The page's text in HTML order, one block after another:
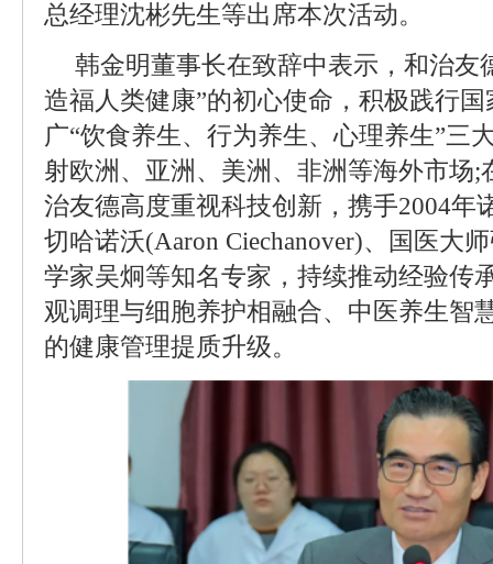
总经理沈彬先生等出席本次活动。
韩金明董事长在致辞中表示，和治友
造福人类健康”的初心使命，积极践行
广“饮食养生、行为养生、心理养生”三
射欧洲、亚洲、美洲、非洲等海外市场;
治友德高度重视科技创新，携手2004年
切哈诺沃(Aaron Ciechanover)、国医大
学家吴炯等知名专家，持续推动经验传
观调理与细胞养护相融合、中医养生智
的健康管理提质升级。